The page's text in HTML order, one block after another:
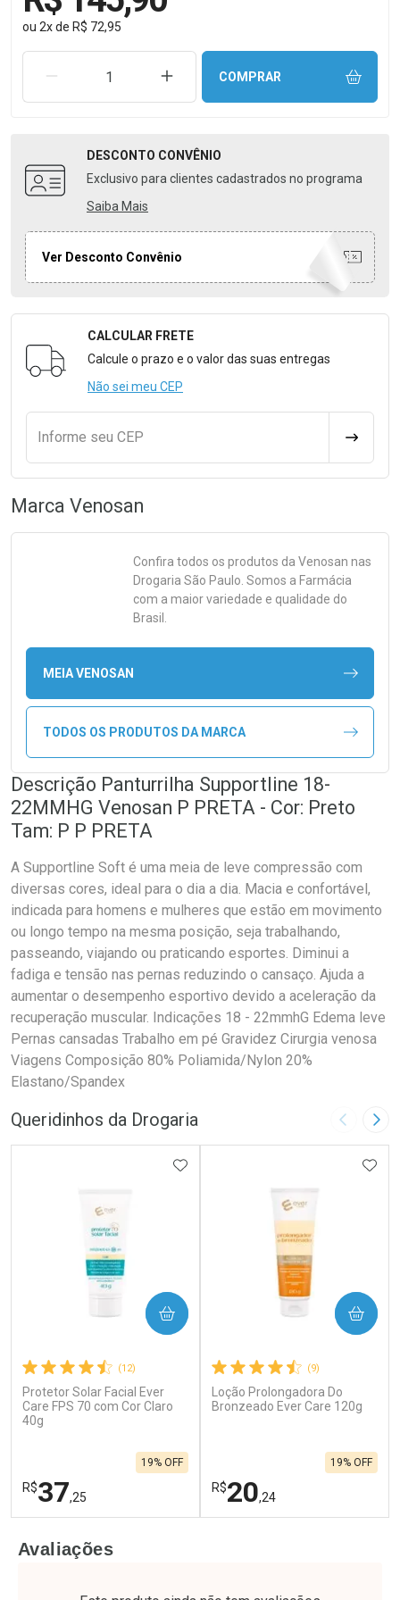
ou 2xde R$ 72,95
REMOVER UMA UNIDADEAUMENTAR UMA UNIDADE
COMPRAR
DESCONTO CONVÊNIO
Exclusivo para clientes cadastrados no programa
Saiba Mais
Ver Desconto Convênio
Formulário para Calcular o Frete
CALCULAR FRETE
Calcule o prazo e o valor das suas entregas
Não sei meu CEP
Informe seu CEP
Marca Venosan
Confira todos os produtos da Venosan nas
Drogaria São Paulo. Somos a Farmácia
com a maior variedade e qualidade do
Brasil.
MEIA VENOSAN
TODOS OS PRODUTOS DA MARCA
Descrição Panturrilha Supportline 18-
22MMHG Venosan P PRETA - Cor: Preto
Tam: P P PRETA
A Supportline Soft é uma meia de leve compressão com
diversas cores, ideal para o dia a dia. Macia e confortável,
indicada para homens e mulheres que estão em movimento
ou longo tempo na mesma posição, seja trabalhando,
passeando, viajando ou praticando esportes. Diminui a
fadiga e tensão nas pernas reduzindo o cansaço. Ajuda a
aumentar o desempenho esportivo devido a aceleração da
recuperação muscular. Indicações 18 - 22mmhG Edema leve
Pernas cansadas Trabalho em pé Gravidez Cirurgia venosa
Viagens Composição 80% Poliamida/Nylon 20%
Elastano/Spandex
Queridinhos da Drogaria Imagem
(12)
Protetor Solar Facial Ever
Care FPS 70 com Cor Claro
40g
R$37,25
19% OFF
ADICIONAR AOS FAVORITOS
COMPRAR
Laboratório
Por Menos
(9)
Loção Prolongadora Do
Bronzeado Ever Care 120g
R$20,24
19% OFF
COMPRAR
Laboratório
Por Menos
Avaliações